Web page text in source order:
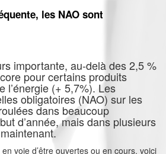
les NAO sont
importante, au-delà des 2,5 %
pour certains produits
l’énergie (+ 5,7%). Les
obligatoires (NAO) sur les
dans beaucoup
d’année, mais dans plusieurs
voie d’être ouvertes ou en cours, voici